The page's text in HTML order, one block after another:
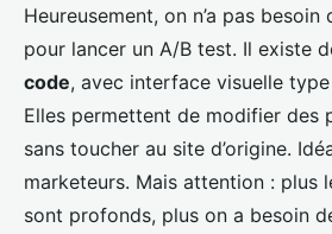
Heureusement, on n’a pas besoin
pour lancer un A/B test. Il existe
code, avec interface visuelle
Elles permettent de modifier des
sans toucher au site d’origine.
marketeurs. Mais attention : plus
sont profonds, plus on a besoin